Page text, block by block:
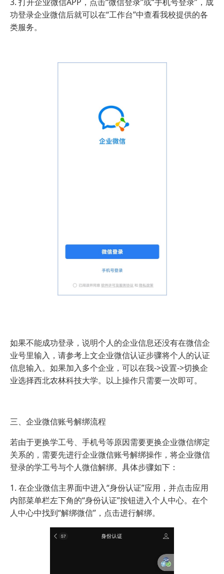
功登录企业微信后就可以在“工作台”中查看我校提供的各
类服务。
如果不能成功登录，说明个人的企业信息还没有在微信企
业号里输入，请参考上文企业微信认证步骤将个人的认证
信息输入。如果加入多个企业，可以在我->设置->切换企
业选择西北农林科技大学。以上操作只需要一次即可。
三、企业微信账号解绑流程
若由于更换学工号、手机号等原因需要更换企业微信绑定
关系的，需要先进行企业微信账号解绑操作，将企业微信
登录的学工号与个人微信解绑。具体步骤如下：
1. 在企业微信主界面中进入“身份认证”应用，并点击应用
内部菜单栏左下角的“身份认证”按钮进入个人中心。在个
人中心中找到“解绑微信”，点击进行解绑。